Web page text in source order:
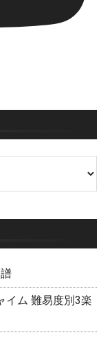
イム 難易度別3楽